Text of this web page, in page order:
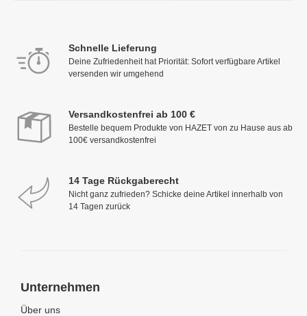
Schnelle Lieferung
Deine Zufriedenheit hat Priorität: Sofort verfügbare Artikel
versenden wir umgehend
Versandkostenfrei ab 100 €
Bestelle bequem Produkte von HAZET von zu Hause aus ab
100€ versandkostenfrei
14 Tage Rückgaberecht
Nicht ganz zufrieden? Schicke deine Artikel innerhalb von
14 Tagen zurück
Unternehmen
Über uns